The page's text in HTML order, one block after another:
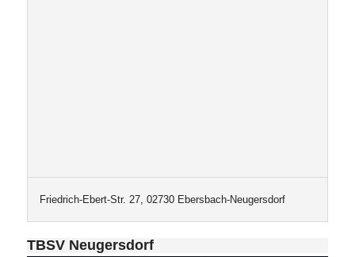
Friedrich-Ebert-Str. 27, 02730 Ebersbach-Neugersdorf
TBSV Neugersdorf